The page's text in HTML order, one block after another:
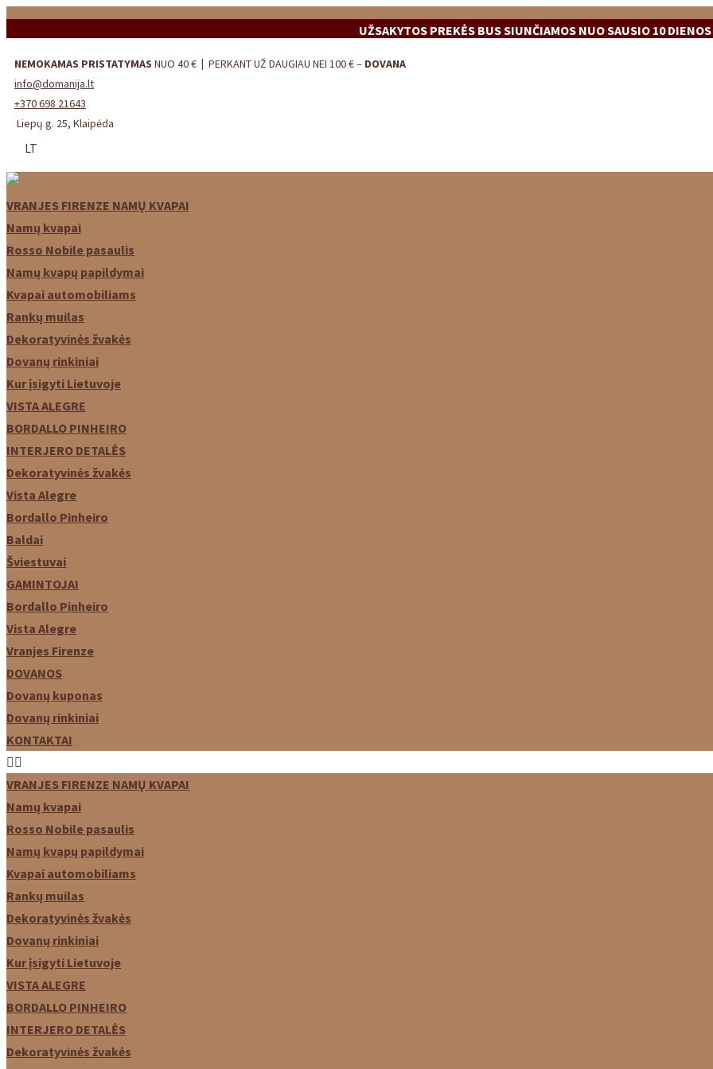
Skip
to
content
UŽSAKYTOS PREKĖS BUS SIUNČIAMOS NUO SAUSIO 10 DIENOS
NEMOKAMAS PRISTATYMAS NUO 40 € | PERKANT UŽ DAUGIAU NEI 100 € – DOVANA
info@domanija.lt
+370 698 21643
Liepų g. 25, Klaipėda
LT
VRANJES FIRENZE NAMŲ KVAPAI
Namų kvapai
Rosso Nobile pasaulis
Namų kvapų papildymai
Kvapai automobiliams
Rankų muilas
Dekoratyvinės žvakės
Dovanų rinkiniai
Kur įsigyti Lietuvoje
VISTA ALEGRE
BORDALLO PINHEIRO
INTERJERO DETALĖS
Dekoratyvinės žvakės
Vista Alegre
Bordallo Pinheiro
Baldai
Šviestuvai
GAMINTOJAI
Bordallo Pinheiro
Vista Alegre
Vranjes Firenze
DOVANOS
Dovanų kuponas
Dovanų rinkiniai
KONTAKTAI
VRANJES FIRENZE NAMŲ KVAPAI
Namų kvapai
Rosso Nobile pasaulis
Namų kvapų papildymai
Kvapai automobiliams
Rankų muilas
Dekoratyvinės žvakės
Dovanų rinkiniai
Kur įsigyti Lietuvoje
VISTA ALEGRE
BORDALLO PINHEIRO
INTERJERO DETALĖS
Dekoratyvinės žvakės